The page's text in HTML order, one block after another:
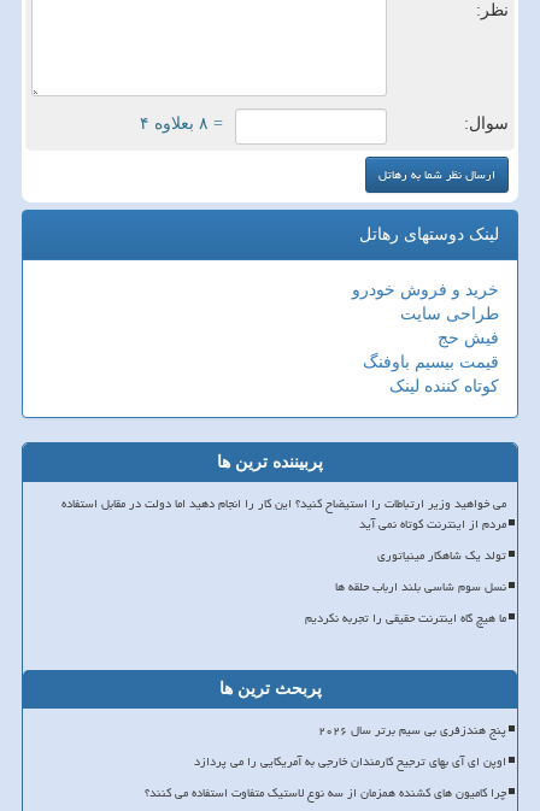
نظر:
سوال: = ۸ بعلاوه ۴
لینک دوستهای رهاتل
خرید و فروش خودرو
طراحی سایت
فیش حج
قیمت بیسیم باوفنگ
کوتاه کننده لینک
پربیننده ترین ها
می خواهید وزیر ارتباطات را استیضاح کنید؟ این کار را انجام دهید اما دولت در مقابل استفاده
مردم از اینترنت کوتاه نمی آید
تولد یک شاهکار مینیاتوری
نسل سوم شاسی بلند ارباب حلقه ها
ما هیچ گاه اینترنت حقیقی را تجربه نکردیم
پربحث ترین ها
پنج هندزفری بی سیم برتر سال ۲۰۲۶
اوپن ای آی بهای ترجیح کارمندان خارجی به آمریکایی را می پردازد
چرا کامیون های کشنده همزمان از سه نوع لاستیک متفاوت استفاده می کنند؟